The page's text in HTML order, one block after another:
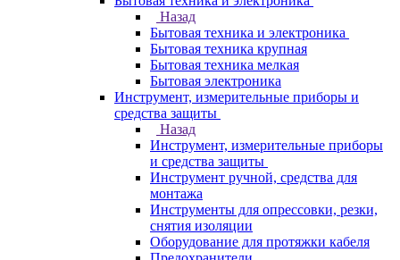
Назад
Бытовая техника и электроника
Бытовая техника крупная
Бытовая техника мелкая
Бытовая электроника
Инструмент, измерительные приборы и
средства защиты
Назад
Инструмент, измерительные приборы
и средства защиты
Инструмент ручной, средства для
монтажа
Инструменты для опрессовки, резки,
снятия изоляции
Оборудование для протяжки кабеля